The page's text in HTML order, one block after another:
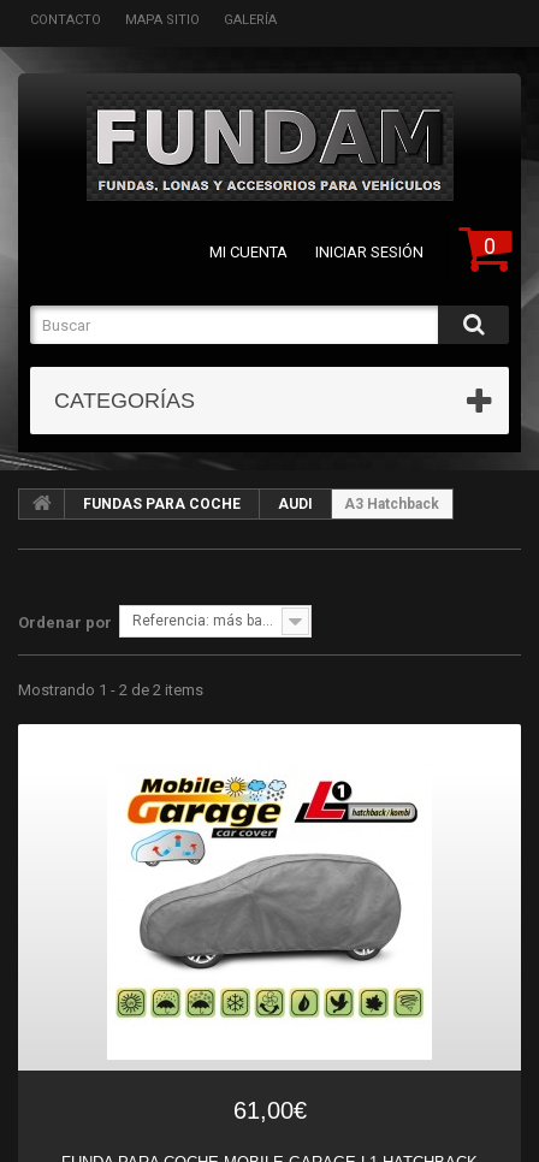
CONTACTO MAPA SITIO GALERÍA
0
MI CUENTA INICIAR SESIÓN
CATEGORÍAS
FUNDAS PARA COCHE AUDI A3 Hatchback
Ordenar por Referencia: más bajo primero
Mostrando 1 - 2 de 2 items
61,00€